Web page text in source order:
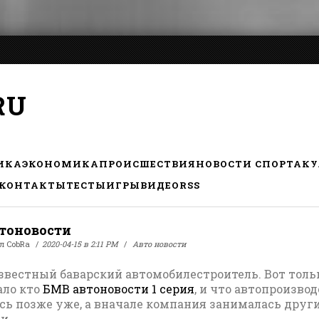
ЭКОНОМИКАПРОИСШЕСТВИЯНОВОСТИ СПОРТА
ТЕСТЫИГРЫВИДЕОRSS
CobRa 2020-04-15 в 2:11 PM Авто новости
баварский автомобилестроитель. Вот
ктоБМВ автоновости 1 серия, и что
позже уже, а вначале компания занималась